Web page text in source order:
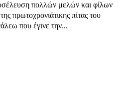
πολλών μελών και φίλων
πρωτοχρονιάτικης πίτας του
που έγινε την...